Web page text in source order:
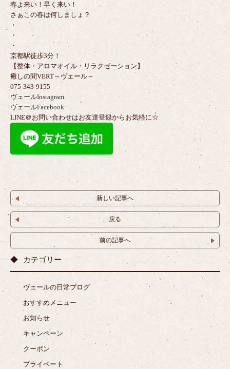
春よ来い！早く来い！
さぁこの春は何しましょ？
・
・
・
京都駅徒歩3分！
【整体・アロマオイル・リラクゼーション】
癒しの間VERT～ヴェール～
075-343-9155
ヴェールInstagram
ヴェールFacebook
LINE＠お問い合わせはお友達登録からお気軽に☆
新しい記事へ
戻る
前の記事へ
カテゴリー
ヴェールの日常ブログ
おすすめメニュー
お知らせ
キャンペーン
クーポン
プライベート